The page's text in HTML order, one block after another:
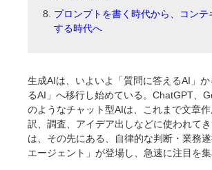
プロンプトを書く時代から、コンテ
する時代へ
生成AIは、いよいよ「質問に答えるAI」
るAI」へ移行し始めている。ChatGPT、
のようなチャット型AIは、これまで文章
訳、調査、アイデア出しなどに使われて
は、その先にある、自律的な判断・業務
エージェント」が登場し、急速に注目を集